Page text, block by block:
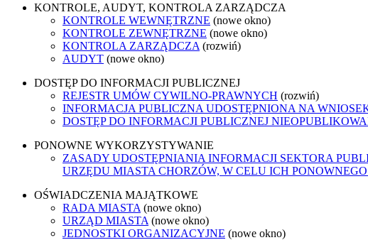
KONTROLE, AUDYT, KONTROLA ZARZĄDCZA
KONTROLE WEWNĘTRZNE (nowe okno)
KONTROLE ZEWNĘTRZNE (nowe okno)
KONTROLA ZARZĄDCZA (rozwiń)
AUDYT (nowe okno)
DOSTĘP DO INFORMACJI PUBLICZNEJ
REJESTR UMÓW CYWILNO-PRAWNYCH (rozwiń)
INFORMACJA PUBLICZNA UDOSTĘPNIONA NA
DOSTĘP DO INFORMACJI PUBLICZNEJ
PONOWNE WYKORZYSTYWANIE
ZASADY UDOSTĘPNIANIA INFORMACJI SEKTORA
URZĘDU MIASTA CHORZÓW, W CELU ICH
OŚWIADCZENIA MAJĄTKOWE
RADA MIASTA (nowe okno)
URZĄD MIASTA (nowe okno)
JEDNOSTKI ORGANIZACYJNE (nowe okno)